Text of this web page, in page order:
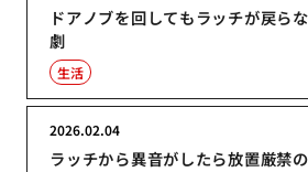
ドアノブを回してもラッチが戻ら
劇
生活
ラッチから異音がしたら放置厳禁
2026.02.04